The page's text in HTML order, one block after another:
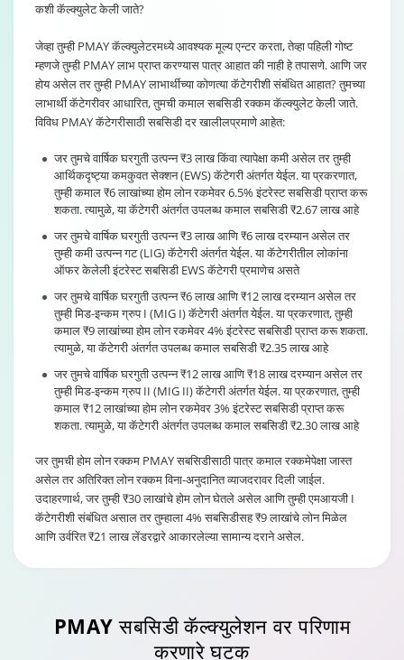
कशी कॅल्क्युलेट केली जाते?
जेव्हा तुम्ही PMAY कॅल्क्युलेटरमध्ये आवश्यक मूल्य एन्टर करता, तेव्हा पहिली गोष्ट
म्हणजे तुम्ही PMAY लाभ प्राप्त करण्यास पात्र आहात की नाही हे तपासणे. आणि जर
होय असेल तर तुम्ही PMAY लाभार्थीच्या कोणत्या कॅटेगरीशी संबंधित आहात? तुमच्या
लाभार्थी कॅटेगरीवर आधारित, तुमची कमाल सबसिडी रक्कम कॅल्क्युलेट केली जाते.
विविध PMAY कॅटेगरीसाठी सबसिडी दर खालीलप्रमाणे आहेत:
जर तुमचे वार्षिक घरगुती उत्पन्न ₹3 लाख किंवा त्यापेक्षा कमी असेल तर तुम्ही
आर्थिकदृष्ट्या कमकुवत सेक्शन (EWS) कॅटेगरी अंतर्गत येईल. या प्रकरणात,
तुम्ही कमाल ₹6 लाखांच्या होम लोन रकमेवर 6.5% इंटरेस्ट सबसिडी प्राप्त करू
शकता. त्यामुळे, या कॅटेगरी अंतर्गत उपलब्ध कमाल सबसिडी ₹2.67 लाख आहे
जर तुमचे वार्षिक घरगुती उत्पन्न ₹3 लाख आणि ₹6 लाख दरम्यान असेल तर
तुम्ही कमी उत्पन्न गट (LIG) कॅटेगरी अंतर्गत येईल. या कॅटेगरीतील लोकांना
ऑफर केलेली इंटरेस्ट सबसिडी EWS कॅटेगरी प्रमाणेच असते
जर तुमचे वार्षिक घरगुती उत्पन्न ₹6 लाख आणि ₹12 लाख दरम्यान असेल तर
तुम्ही मिड-इन्कम ग्रुप I (MIG I) कॅटेगरी अंतर्गत येईल. या प्रकरणात, तुम्ही
कमाल ₹9 लाखांच्या होम लोन रकमेवर 4% इंटरेस्ट सबसिडी प्राप्त करू शकता.
त्यामुळे, या कॅटेगरी अंतर्गत उपलब्ध कमाल सबसिडी ₹2.35 लाख आहे
जर तुमचे वार्षिक घरगुती उत्पन्न ₹12 लाख आणि ₹18 लाख दरम्यान असेल तर
तुम्ही मिड-इन्कम ग्रुप II (MIG II) कॅटेगरी अंतर्गत येईल. या प्रकरणात, तुम्ही
कमाल ₹12 लाखांच्या होम लोन रकमेवर 3% इंटरेस्ट सबसिडी प्राप्त करू
शकता. त्यामुळे, या कॅटेगरी अंतर्गत उपलब्ध कमाल सबसिडी ₹2.30 लाख आहे
जर तुमची होम लोन रक्कम PMAY सबसिडीसाठी पात्र कमाल रक्कमेपेक्षा जास्त
असेल तर अतिरिक्त लोन रक्कम विना-अनुदानित व्याजदरावर दिली जाईल.
उदाहरणार्थ, जर तुम्ही ₹30 लाखांचे होम लोन घेतले असेल आणि तुम्ही एमआयजी I
कॅटेगरीशी संबंधित असाल तर तुम्हाला 4% सबसिडीसह ₹9 लाखांचे लोन मिळेल
आणि उर्वरित ₹21 लाख लेंडरद्वारे आकारलेल्या सामान्य दराने असेल.
PMAY सबसिडी कॅल्क्युलेशन वर परिणाम
करणारे घटक